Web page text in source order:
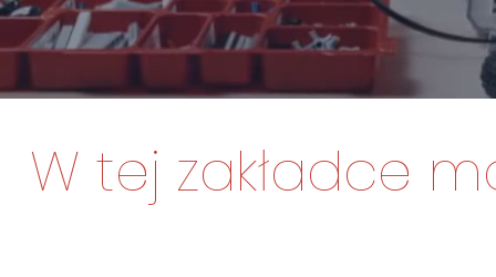
W tej zakładce